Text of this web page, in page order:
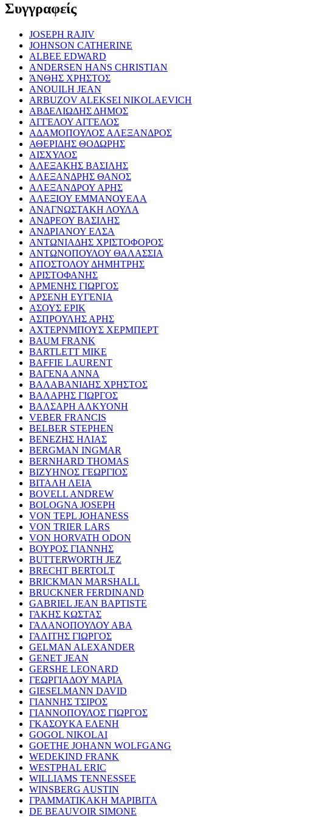
Συγγραφείς
JOSEPH RAJIV
JOHNSON CATHERINE
ALBEE EDWARD
ANDERSEN HANS CHRISTIAN
ΆΝΘΗΣ ΧΡΗΣΤΟΣ
ANOUILH JEAN
ARBUZOV ALEKSEI NIKOLAEVICH
ΑΒΔΕΛΙΩΔΗΣ ΔΗΜΟΣ
ΑΓΓΕΛΟΥ ΑΓΓΕΛΟΣ
ΑΔΑΜΟΠΟΥΛΟΣ ΑΛΕΞΑΝΔΡΟΣ
ΑΘΕΡΙΔΗΣ ΘΟΔΩΡΗΣ
ΑΙΣΧΥΛΟΣ
ΑΛΕΞΑΚΗΣ ΒΑΣΙΛΗΣ
ΑΛΕΞΑΝΔΡΗΣ ΘΑΝΟΣ
ΑΛΕΞΑΝΔΡΟΥ ΑΡΗΣ
ΑΛΕΞΙΟΥ ΕΜΜΑΝΟΥΕΛΑ
ΑΝΑΓΝΩΣΤΑΚΗ ΛΟΥΛΑ
ΑΝΔΡΕΟΥ ΒΑΣΙΛΗΣ
ΑΝΔΡΙΑΝΟΥ ΕΛΣΑ
ΑΝΤΩΝΙΑΔΗΣ ΧΡΙΣΤΟΦΟΡΟΣ
ΑΝΤΩΝΟΠΟΥΛΟΥ ΘΑΛΑΣΣΙΑ
ΑΠΟΣΤΟΛΟΥ ΔΗΜΗΤΡΗΣ
ΑΡΙΣΤΟΦΑΝΗΣ
ΑΡΜΕΝΗΣ ΓΙΩΡΓΟΣ
ΑΡΣΕΝΗ ΕΥΓΕΝΙΑ
ΑΣΟΥΣ ΕΡΙΚ
ΑΣΠΡΟΥΛΗΣ ΑΡΗΣ
ΑΧΤΕΡΝΜΠΟΥΣ ΧΕΡΜΠΕΡΤ
BAUM FRANK
BARTLETT MIKE
BAFFIE LAURENT
ΒΑΓΕΝΑ ΑΝΝΑ
ΒΑΛΑΒΑΝΙΔΗΣ ΧΡΗΣΤΟΣ
ΒΑΛΑΡΗΣ ΓΙΩΡΓΟΣ
ΒΑΛΣΑΡΗ ΑΛΚΥΟΝΗ
VEBER FRANCIS
BELBER STEPHEN
ΒΕΝΕΖΗΣ ΗΛΙΑΣ
BERGMAN INGMAR
BERNHARD THOMAS
ΒΙΖΥΗΝΟΣ ΓΕΩΡΓΙΟΣ
ΒΙΤΑΛΗ ΛΕΙΑ
BOVELL ANDREW
BOLOGNA JOSEPH
VON TEPL JOHANESS
VON TRIER LARS
VON HORVATH ODON
ΒΟΥΡΟΣ ΓΙΑΝΝΗΣ
BUTTERWORTH JEZ
BRECHT BERTOLT
BRICKMAN MARSHALL
BRUCKNER FERDINAND
GABRIEL JEAN BAPTISTE
ΓΑΚΗΣ ΚΩΣΤΑΣ
ΓΑΛΑΝΟΠΟΥΛΟΥ ΑΒΑ
ΓΑΛΙΤΗΣ ΓΙΩΡΓΟΣ
GELMAN ALEXANDER
GENET JEAN
GERSHE LEONARD
ΓΕΩΡΓΙΑΔΟΥ ΜΑΡΙΑ
GIESELMANN DAVID
ΓΙΑΝΝΗΣ ΤΣΙΡΟΣ
ΓΙΑΝΝΟΠΟΥΛΟΣ ΓΙΩΡΓΟΣ
ΓΚΑΣΟΥΚΑ ΕΛΕΝΗ
GOGOL NIKOLAI
GOETHE JOHANN WOLFGANG
WEDEKIND FRANK
WESTPHAL ERIC
WILLIAMS TENNESSEE
WINSBERG AUSTIN
ΓΡΑΜΜΑΤΙΚΑΚΗ ΜΑΡΙΒΙΤΑ
DE BEAUVOIR SIMONE